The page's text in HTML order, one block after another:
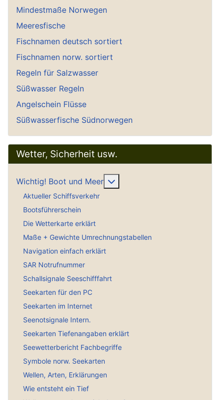
Mindestmaße Norwegen
Meeresfische
Fischnamen deutsch sortiert
Fischnamen norw. sortiert
Regeln für Salzwasser
Süßwasser Regeln
Angelschein Flüsse
Süßwasserfische Südnorwegen
Wetter, Sicherheit usw.
Wichtig! Boot und Meer
Aktueller Schiffsverkehr
Bootsführerschein
Die Wetterkarte erklärt
Maße + Gewichte Umrechnungstabellen
Navigation einfach erklärt
SAR Notrufnummer
Schallsignale Seeschifffahrt
Seekarten für den PC
Seekarten im Internet
Seenotsignale Intern.
Seekarten Tiefenangaben erklärt
Seewetterbericht Fachbegriffe
Symbole norw. Seekarten
Wellen, Arten, Erklärungen
Wie entsteht ein Tief